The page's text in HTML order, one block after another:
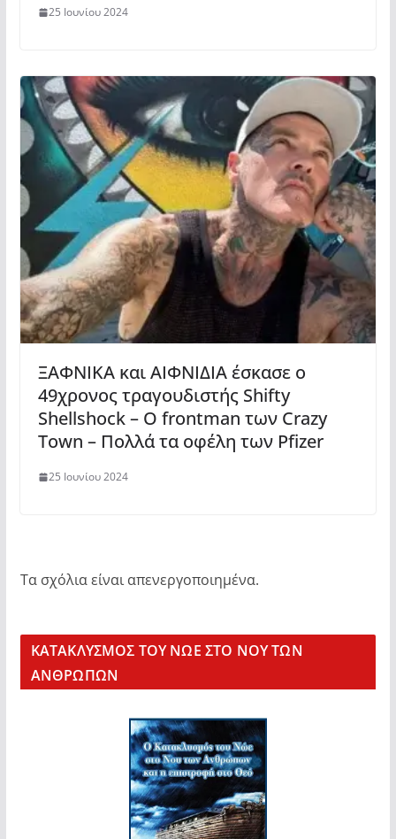
25 Ιουνίου 2024
ΞΑΦΝΙΚΑ και ΑΙΦΝΙΔΙΑ έσκασε ο
49χρονος τραγουδιστής Shifty
Shellshock – Ο frontman των Crazy
Town – Πολλά τα οφέλη των Pfizer
25 Ιουνίου 2024
Τα σχόλια είναι απενεργοποιημένα.
KΑΤΑΚΛΥΣΜΟΣ ΤΟΥ ΝΩΕ ΣΤΟ ΝΟΥ ΤΩΝ
ΑΝΘΡΩΠΩΝ